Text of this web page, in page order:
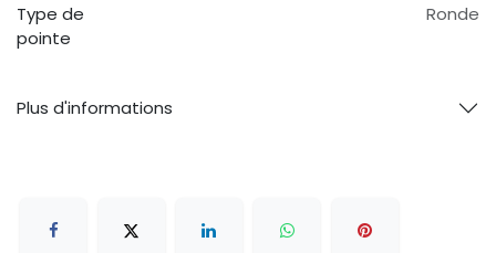
Type de
pointe
Ronde
Plus d'informations